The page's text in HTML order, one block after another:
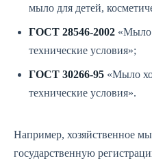
мыло для детей,
ГОСТ 28546-2002 «Мыло
технические условия»;
ГОСТ 30266-95 «Мыло
технические условия».
Например, хозяйственное
государственную